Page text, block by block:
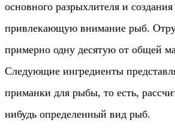
основного разрыхлителя и создания
привлекающую внимание рыб.
примерно одну десятую от общей
Следующие ингредиенты
приманки для рыбы, то есть,
нибудь определенный вид рыб.